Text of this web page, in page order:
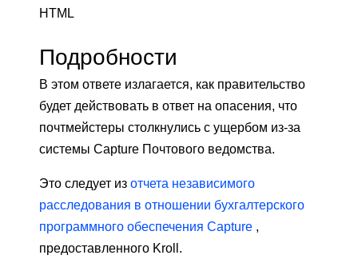
HTML
Подробности
В этом ответе излагается, как правительство
будет действовать в ответ на опасения, что
почтмейстеры столкнулись с ущербом из-за
системы Capture Почтового ведомства.
Это следует из отчета независимого
расследования в отношении бухгалтерского
программного обеспечения Capture ,
предоставленного Kroll.